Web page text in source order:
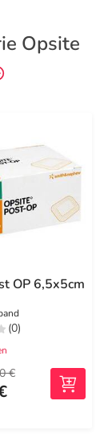
Opsite
OP 6,5x5cm
(0)
€